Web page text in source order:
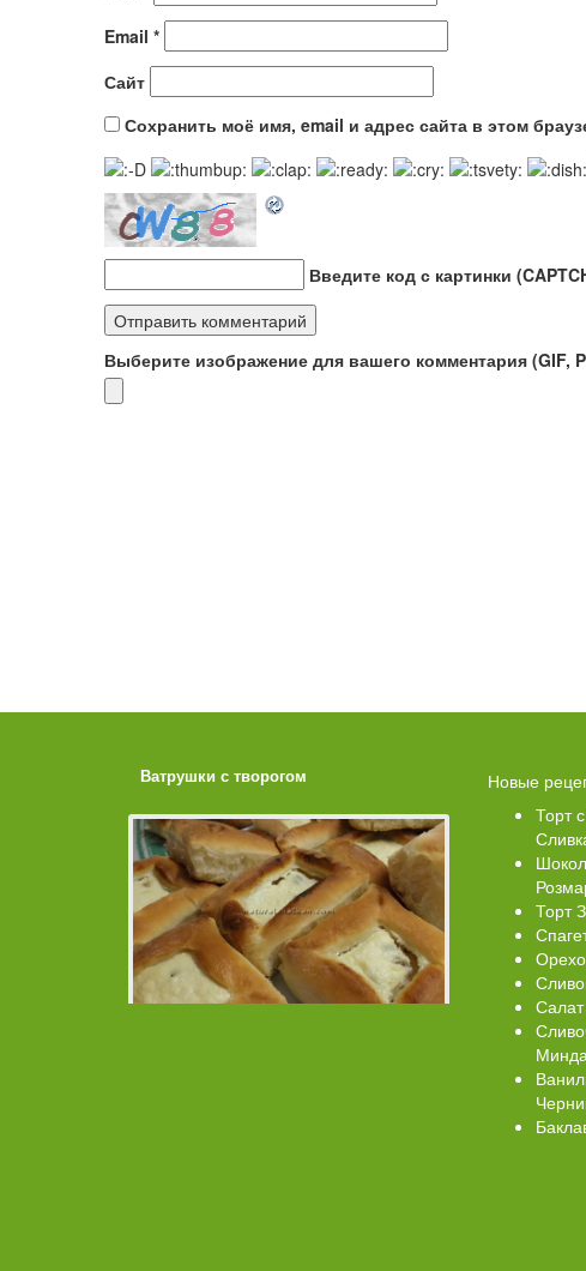
Email *
Сайт
Сохранить моё имя, email и адрес сайта в этом
Введите код с картинки
Выберите изображение для вашего комментария (GIF,
Ватрушки с творогом Торт со
Новые
Торт
Торт